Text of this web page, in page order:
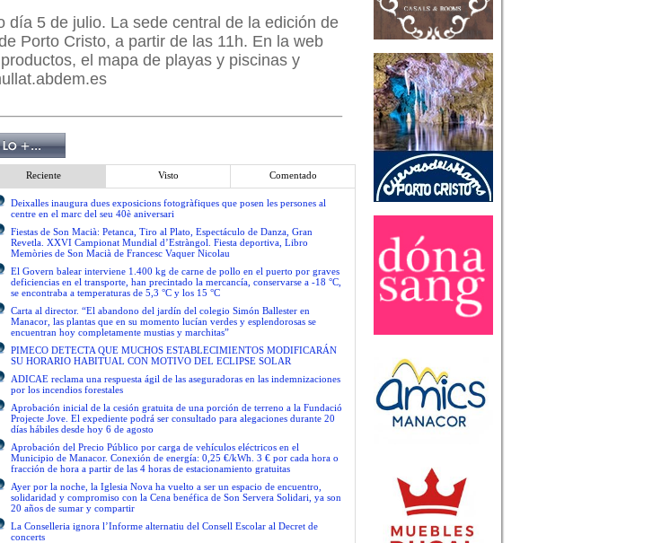
día 5 de julio. La sede central de la edición de
Porto Cristo, a partir de las 11h. En la web
el mapa de playas y piscinas y
Reciente Visto Comentado
Deixalles inaugura dues exposicions fotogràfiques que posen les persones al
centre en el marc del seu 40è aniversari
Fiestas de Son Macià: Petanca, Tiro al Plato, Espectáculo de Danza, Gran
Revetla. XXVI Campionat Mundial d’Estràngol. Fiesta deportiva, Libro
Memòries de Son Macià de Francesc Vaquer Nicolau
El Govern balear interviene 1.400 kg de carne de pollo en el puerto por graves
deficiencias en el transporte, han precintado la mercancía, conservarse a -18 °C,
se encontraba a temperaturas de 5,3 °C y los 15 °C
Carta al director. “El abandono del jardín del colegio Simón Ballester en
Manacor, las plantas que en su momento lucían verdes y esplendorosas se
encuentran hoy completamente mustias y marchitas”
PIMECO DETECTA QUE MUCHOS ESTABLECIMIENTOS MODIFICARÁN
SU HORARIO HABITUAL CON MOTIVO DEL ECLIPSE SOLAR
ADICAE reclama una respuesta ágil de las aseguradoras en las indemnizaciones
por los incendios forestales
Aprobación inicial de la cesión gratuita de una porción de terreno a la Fundació
Projecte Jove. El expediente podrá ser consultado para alegaciones durante 20
días hábiles desde hoy 6 de agosto
Aprobación del Precio Público por carga de vehículos eléctricos en el
Municipio de Manacor. Conexión de energía: 0,25 €/kWh. 3 € por cada hora o
fracción de hora a partir de las 4 horas de estacionamiento gratuitas
Ayer por la noche, la Iglesia Nova ha vuelto a ser un espacio de encuentro,
solidaridad y compromiso con la Cena benéfica de Son Servera Solidari, ya son
20 años de sumar y compartir
La Conselleria ignora l’Informe alternatiu del Consell Escolar al Decret de
concerts